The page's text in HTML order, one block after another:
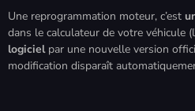
Une reprogrammation moteur, c’est
dans le calculateur de votre véhicule
logicielpar une nouvelle version
modification disparaît